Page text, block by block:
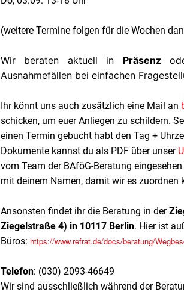
(weitere Termine folgen für die Wochen
Wir beraten aktuell in Präsenz
Ausnahmefällen bei einfachen
Ihr könnt uns auch zusätzlich eine Mail an
schicken, um euer Anliegen zu schildern.
einen Termin gebucht habt den Tag +
Dokumente kannst du als PDF über unser
vom Team der BAföG-Beratung
mit deinem Namen, damit wir es zuordnen
Ansonsten findet ihr die Beratung in der
Ziegelstraße 4) in 10117 Berlin. Hier ist
Büros: https://www.refrat.de/docs/beratung/
Telefon: (030) 2093-46649
Wir sind ausschließlich während der